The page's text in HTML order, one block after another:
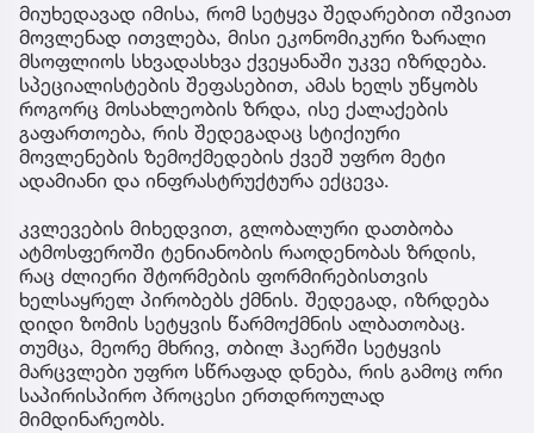
მიუხედავად იმისა, რომ სეტყვა შედარებით იშვიათ
მოვლენად ითვლება, მისი ეკონომიკური ზარალი
მსოფლიოს სხვადასხვა ქვეყანაში უკვე იზრდება.
სპეციალისტების შეფასებით, ამას ხელს უწყობს
როგორც მოსახლეობის ზრდა, ისე ქალაქების
გაფართოება, რის შედეგადაც სტიქიური
მოვლენების ზემოქმედების ქვეშ უფრო მეტი
ადამიანი და ინფრასტრუქტურა ექცევა.
კვლევების მიხედვით, გლობალური დათბობა
ატმოსფეროში ტენიანობის რაოდენობას ზრდის,
რაც ძლიერი შტორმების ფორმირებისთვის
ხელსაყრელ პირობებს ქმნის. შედეგად, იზრდება
დიდი ზომის სეტყვის წარმოქმნის ალბათობაც.
თუმცა, მეორე მხრივ, თბილ ჰაერში სეტყვის
მარცვლები უფრო სწრაფად დნება, რის გამოც ორი
საპირისპირო პროცესი ერთდროულად
მიმდინარეობს.